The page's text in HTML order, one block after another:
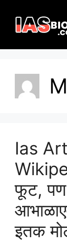
content
Ias
फूट, पण
इतक